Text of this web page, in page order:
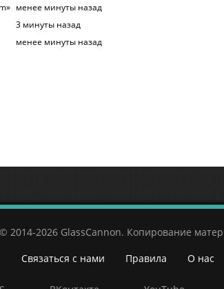
менее минуты назад
3 минуты назад
менее минуты назад
© 2014-2026 GlassCannon. Копирование
Связаться с нами
Правила О нас